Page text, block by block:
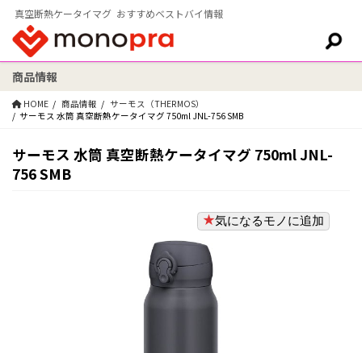
真空断熱ケータイマグ おすすめベストバイ情報
検索:
商品情報
HOME 商品情報
サーモス（THERMOS）
サーモス 水筒 真空断熱ケータイマグ 750ml JNL-756 SMB
サーモス 水筒 真空断熱ケータイマグ 750ml JNL-
756 SMB
気になるモノに追加